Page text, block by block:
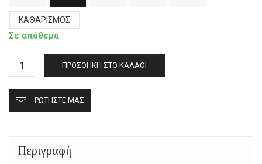
ΚΑΘΑΡΙΣΜΌΣ
Σε απόθεμα
Γούνινες
παντόφλες
Καστοριάς
κλειστές
mp426
σκούρο
ποσότητα
ΠΡΟΣΘΉΚΗ ΣΤΟ ΚΑΛΆΘΙ
ΡΩΤΉΣΤΕ ΜΑΣ
Περιγραφή